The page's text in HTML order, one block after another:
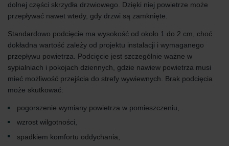
dolnej części skrzydła drzwiowego. Dzięki niej powietrze może
przepływać nawet wtedy, gdy drzwi są zamknięte.
Standardowo podcięcie ma wysokość od około 1 do 2 cm, choć
dokładna wartość zależy od projektu instalacji i wymaganego
przepływu powietrza. Podcięcie jest szczególnie ważne w
sypialniach i pokojach dziennych, gdzie nawiew powietrza musi
mieć możliwość przejścia do strefy wywiewnych. Brak podcięcia
może skutkować:
pogorszenie wymiany powietrza w pomieszczeniu,
wzrost wilgotności,
spadkiem komfortu oddychania,